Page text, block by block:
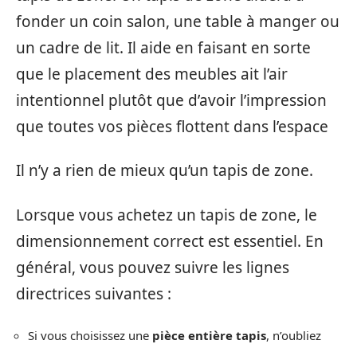
fonder un coin salon, une table à manger ou
un cadre de lit. Il aide en faisant en sorte
que le placement des meubles ait l’air
intentionnel plutôt que d’avoir l’impression
que toutes vos pièces flottent dans l’espace
Il n’y a rien de mieux qu’un tapis de zone.
Lorsque vous achetez un tapis de zone, le
dimensionnement correct est essentiel. En
général, vous pouvez suivre les lignes
directrices suivantes :
Si vous choisissez une pièce entière tapis, n’oubliez